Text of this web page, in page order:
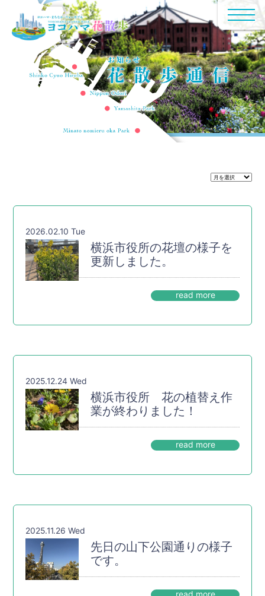
2026.02.10 Tue
横浜市役所の花壇の様子を
更新しました。
read more
2025.12.24 Wed
横浜市役所 花の植替え作
業が終わりました！
read more
2025.11.26 Wed
先日の山下公園通りの様子
です。
read more